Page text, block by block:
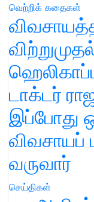
வெற்றிக் கதைகள்
டாக்டர்
இப்போது
விவசாயப்
வருவார்
செய்திகள்